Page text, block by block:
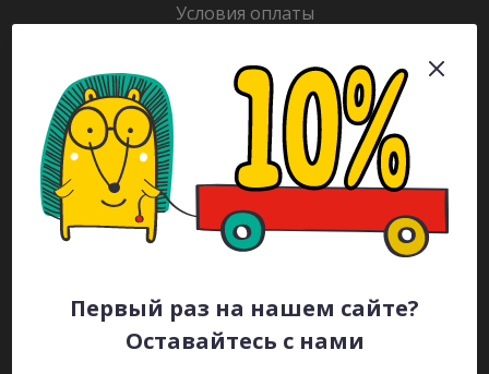
Первый раз на нашем сайте?
Оставайтесь с нами
Условия оплаты
Гарантия на товар
Раскраски
Рекламодателям
Каталог
Будьте всегда в курсе!